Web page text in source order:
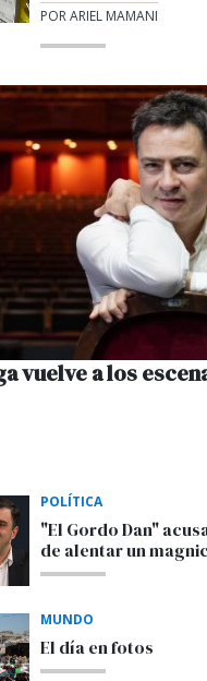
POR ARIEL MAMANI
vuelve a los
POLÍTICA
"El Gordo Dan"
de alentar un
MUNDO
El día en fotos